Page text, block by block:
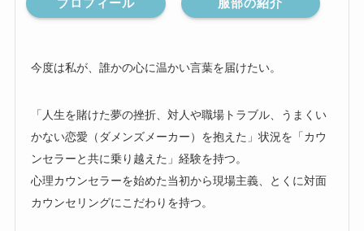
プロフィール 服部の紹介
今度は私が、誰かの心に温かい言葉を届けたい。
「人生を賭けた夢の挫折、対人や職場トラブル、うまくい
かない恋愛（ダメンズメーカー）を抱えた」状況を「カウ
ンセラーと共に乗り越えた」経験を持つ。
心理カウンセラーを始めた当初から現場主義、とくに対面
カウンセリングにこだわりを持つ。